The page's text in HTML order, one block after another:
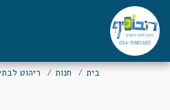
בית חנות ריהוט